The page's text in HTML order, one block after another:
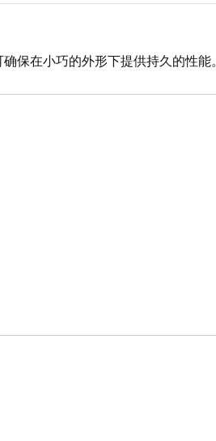
保在小巧的外形下提供持久的性能。